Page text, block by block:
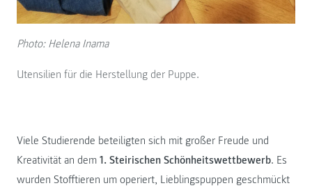
Photo: Helena Inama
Utensilien für die Herstellung der Puppe.
Viele Studierende beteiligten sich mit großer Freude und
Kreativität an dem 1. Steirischen Schönheitswettbewerb. Es
wurden Stofftieren um operiert, Lieblingspuppen geschmückt